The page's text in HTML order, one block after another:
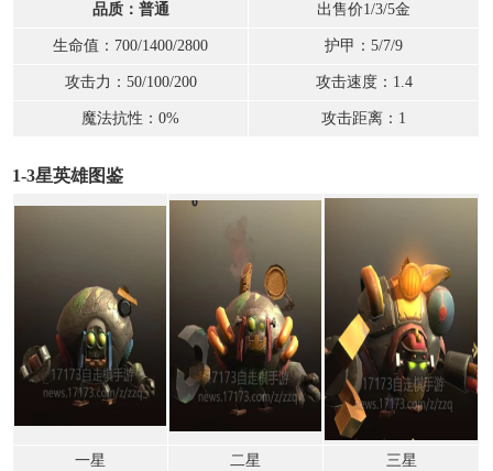
品质：普通 出售价1/3/5金
生命值：700/1400/2800 护甲：5/7/9
攻击力：50/100/200 攻击速度：1.4
魔法抗性：0% 攻击距离：1
1-3星英雄图鉴
一星 二星 三星